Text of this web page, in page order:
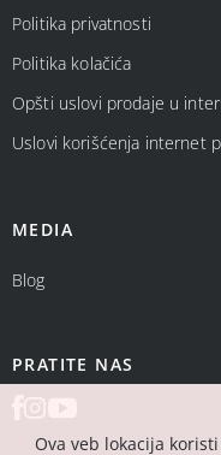
Ova veb lokacija
Politika privatnosti
Politika kolačića
Opšti uslovi prodaje u
Uslovi korišćenja internet
MEDIA
Blog
PRATITE NAS